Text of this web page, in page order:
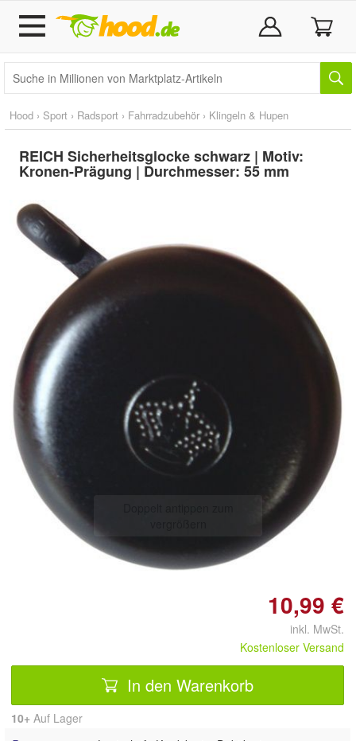
Hood › Sport › Radsport › Fahrradzubehör › Klingeln & Hupen
REICH Sicherheitsglocke schwarz | Motiv:
Kronen-Prägung | Durchmesser: 55 mm
10,99 €
inkl. MwSt.
Kostenloser Versand
In den Warenkorb
10+ Auf Lager